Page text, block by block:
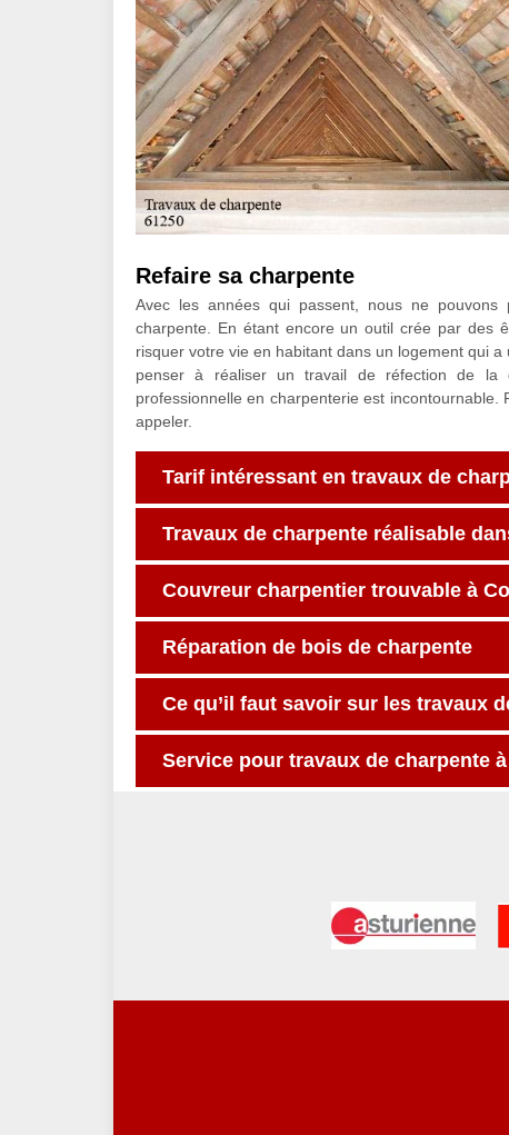
Refaire sa charpente
Avec les années qui passent, nous ne
charpente. En étant encore un outil crée par des
risquer votre vie en habitant dans un logement qui
penser à réaliser un travail de réfection de la
professionnelle en charpenterie est
appeler.
Tarif intéressant en travaux de
Travaux de charpente réalisable
Couvreur charpentier trouvable à
Réparation de bois de charpente
Ce qu’il faut savoir sur les travaux
Service pour travaux de charpente